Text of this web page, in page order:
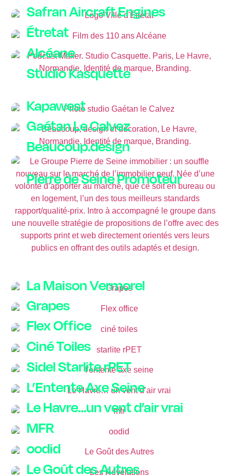
Safran Aircraft Engines
Étretat
Alcéane
Studio Kasquette
Kapawest
Gaétan Le Calvez
Beaucoup.design
Pierre de Seine Promoteur
La Maison Vermorel
Grapes
Flex Office
Ciné Toiles
Sidel Starlite rPET
L’Entente Axe Seine
Le Havre…un vent d’air vrai
MFR
oodid
Le Goût des Autres